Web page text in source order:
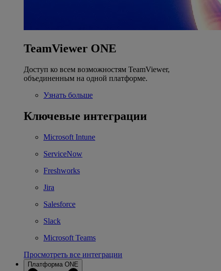
TeamViewer ONE
Доступ ко всем возможностям TeamViewer,
объединенным на одной платформе.
Узнать больше
Ключевые интеграции
Microsoft Intune
ServiceNow
Freshworks
Jira
Salesforce
Slack
Microsoft Teams
Просмотреть все интеграции
Платформа ONE